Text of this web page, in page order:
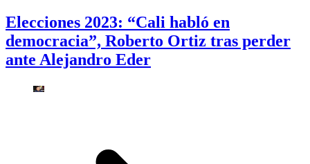
Elecciones 2023: “Cali habló en
democracia”, Roberto Ortiz tras perder
ante Alejandro Eder